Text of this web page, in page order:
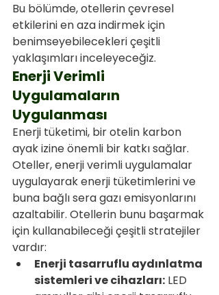
Bu bölümde, otellerin çevresel
etkilerini en aza indirmek için
benimseyebilecekleri çeşitli
yaklaşımları inceleyeceğiz.
Enerji Verimli
Uygulamaların
Uygulanması
Enerji tüketimi, bir otelin karbon
ayak izine önemli bir katkı sağlar.
Oteller, enerji verimli uygulamalar
uygulayarak enerji tüketimlerini ve
buna bağlı sera gazı emisyonlarını
azaltabilir. Otellerin bunu başarmak
için kullanabileceği çeşitli stratejiler
vardır:
Enerji tasarruflu aydınlatma
sistemleri ve cihazları: LED